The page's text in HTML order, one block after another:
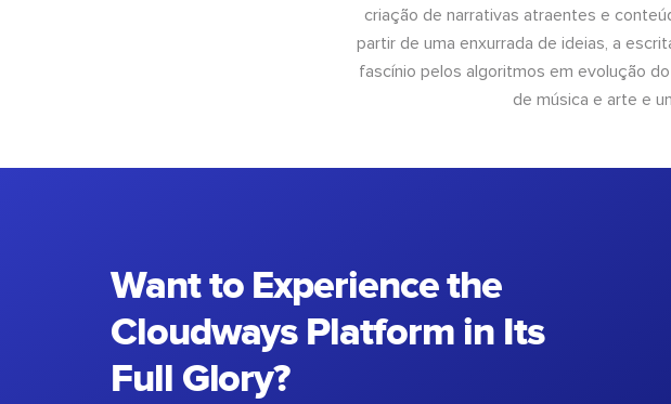
criação de narrativas atraentes e
partir de uma enxurrada de ideias, a
fascínio pelos algoritmos em evolução
de música e arte e
Want to Experience the
Cloudways Platform in Its
Full Glory?